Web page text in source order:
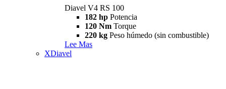
Diavel V4 RS 100
182 hp Potencia
120 Nm Torque
220 kg Peso húmedo (sin combustible)
Lee Mas
XDiavel